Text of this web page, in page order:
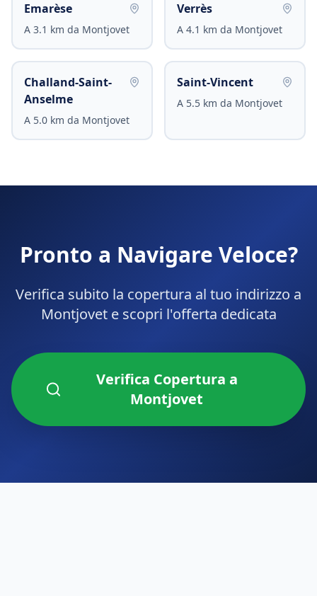
Emarèse
A 3.1 km da Montjovet
Verrès
A 4.1 km da Montjovet
Challand-Saint-
Anselme
A 5.0 km da Montjovet
Saint-Vincent
A 5.5 km da Montjovet
Pronto a Navigare Veloce?
Verifica subito la copertura al tuo indirizzo a
Montjovete scopri l'offerta dedicata
Verifica Copertura a
Montjovet